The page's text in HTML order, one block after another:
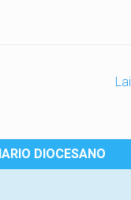
DIOCESANO